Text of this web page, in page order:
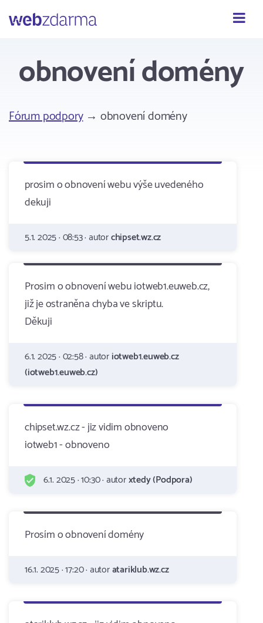
Webzdarma
obnovení domény
Fórum podpory→ obnovení domény
prosim o obnovení webu výše uvedeného
dekuji
5.1. 2025 · 08:53 · autorchipset.wz.cz
Prosim o obnovení webu iotweb1.euweb.cz,
již je ostraněna chyba ve skriptu.
Děkuji
6.1. 2025 · 02:58 · autoriotweb1.euweb.cz
(iotweb1.euweb.cz)
chipset.wz.cz - jiz vidim obnoveno
iotweb1 - obnoveno
6.1. 2025 · 10:30 · autorxtedy (Podpora)
Prosím o obnovení domény
16.1. 2025 · 17:20 · autoratariklub.wz.cz